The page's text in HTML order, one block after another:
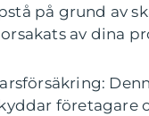
på grund av
av dina
företagare